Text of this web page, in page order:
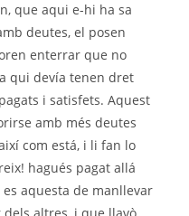
que aqui e-hi ha sa
deutes, el posen
enterrar que no
qui devía tenen dret
i satisfets. Aquest
amb més deutes
com está, i li fan lo
hagués pagat allá
aquesta de manllevar